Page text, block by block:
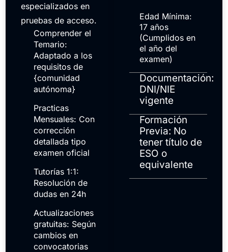
especializados en
pruebas de acceso.
Comprender el
Temario:
Adaptado a los
requisitos de
{comunidad
autónoma}
Practicas
Mensuales: Con
corrección
detallada tipo
examen oficial
Tutorías 1:1:
Resolución de
dudas en 24h
Actualizaciones
gratuitas: Según
cambios en
convocatorias
Edad Mínima:
17 años
(Cumplidos en
el año del
examen)
Documentación:
DNI/NIE
vigente
Formación
Previa: No
tener título de
ESO o
equivalente